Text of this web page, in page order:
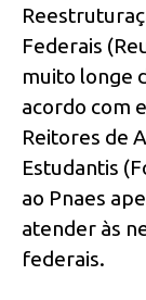
Federais
muito longe
acordo com
Reitores de
Estudantis
ao Pnaes
atender às
federais.